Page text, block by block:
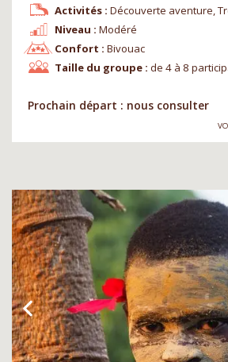
Niveau : Modéré
Confort : Bivouac
Activités : Découverte aventure,
Taille du groupe : de 4 à 8
Prochain départ : nous consulter